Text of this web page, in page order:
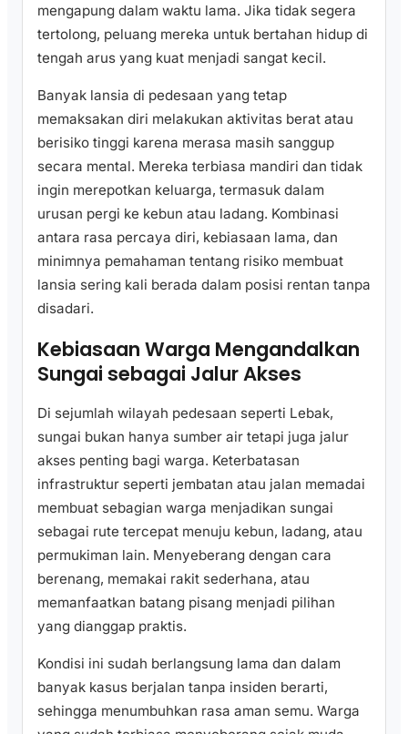
mengapung dalam waktu lama. Jika tidak segera
tertolong, peluang mereka untuk bertahan hidup di
tengah arus yang kuat menjadi sangat kecil.
Banyak lansia di pedesaan yang tetap
memaksakan diri melakukan aktivitas berat atau
berisiko tinggi karena merasa masih sanggup
secara mental. Mereka terbiasa mandiri dan tidak
ingin merepotkan keluarga, termasuk dalam
urusan pergi ke kebun atau ladang. Kombinasi
antara rasa percaya diri, kebiasaan lama, dan
minimnya pemahaman tentang risiko membuat
lansia sering kali berada dalam posisi rentan tanpa
disadari.
Kebiasaan Warga Mengandalkan
Sungai sebagai Jalur Akses
Di sejumlah wilayah pedesaan seperti Lebak,
sungai bukan hanya sumber air tetapi juga jalur
akses penting bagi warga. Keterbatasan
infrastruktur seperti jembatan atau jalan memadai
membuat sebagian warga menjadikan sungai
sebagai rute tercepat menuju kebun, ladang, atau
permukiman lain. Menyeberang dengan cara
berenang, memakai rakit sederhana, atau
memanfaatkan batang pisang menjadi pilihan
yang dianggap praktis.
Kondisi ini sudah berlangsung lama dan dalam
banyak kasus berjalan tanpa insiden berarti,
sehingga menumbuhkan rasa aman semu. Warga